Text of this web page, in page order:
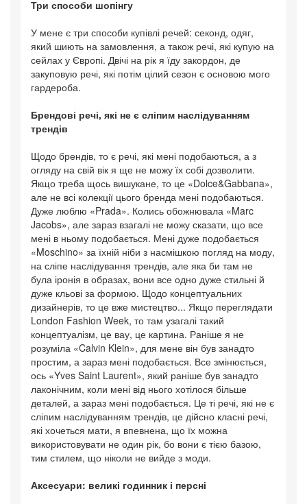
Три способи шопінгу
У мене є три способи купівлі речей: секонд, одяг,
який шиють на замовлення, а також речі, які купую на
сейлах у Європі. Двічі на рік я їду закордон, де
закуповую речі, які потім цілий сезон є основою мого
гардероба.
Брендові речі, які не є сліпим наслідуванням
трендів
Щодо брендів, то є речі, які мені подобаються, а з
огляду на свій вік я ще не можу їх собі дозволити.
Якщо треба щось вишукане, то це «Dolce&Gabbana»,
але не всі колекції цього бренда мені подобаються.
Дуже люблю «Prada». Колись обожнювала «Marc
Jacobs», але зараз взагалі не можу сказати, що все
мені в ньому подобається. Мені дуже подобається
«Moschino» за їхній ніби з насмішкою погляд на моду,
на сліпе наслідування трендів, але яка би там не
була іронія в образах, вони все одно дуже стильні й
дуже кльові за формою. Щодо концептуальних
дизайнерів, то це вже мистецтво... Якщо переглядати
London Fashion Week, то там узагалі такий
концептуалізм, це вау, це картина. Раніше я не
розуміла «Calvin Klein», для мене він був занадто
простим, а зараз мені подобається. Все змінюється,
ось «Yves Saint Laurent», який раніше був занадто
лаконічним, коли мені від нього хотілося більше
деталей, а зараз мені подобається. Це ті речі, які не є
сліпим наслідуванням трендів, це дійсно класні речі,
які хочеться мати, я впевнена, що їх можна
використовувати не один рік, бо вони є тією базою,
тим стилем, що ніколи не вийде з моди.
Аксесуари: великі годинник і персні